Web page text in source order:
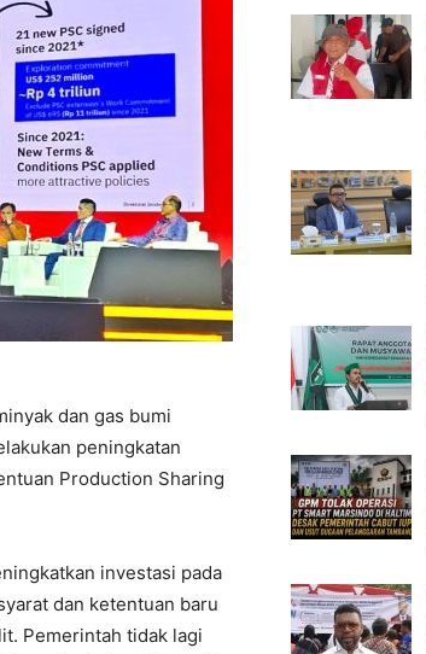
dan gas bumi
peningkatan
Production Sharing
investasi pada
dan ketentuan baru
Pemerintah tidak lagi